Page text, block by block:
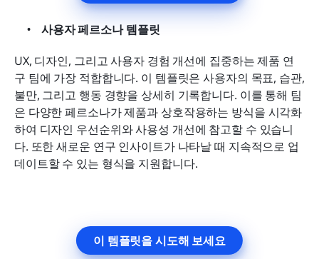
사용자 페르소나 템플릿
UX, 디자인, 그리고 사용자 경험 개선에 집중하는 제품 연
구 팀에 가장 적합합니다. 이 템플릿은 사용자의 목표, 습관,
불만, 그리고 행동 경향을 상세히 기록합니다. 이를 통해 팀
은 다양한 페르소나가 제품과 상호작용하는 방식을 시각화
하여 디자인 우선순위와 사용성 개선에 참고할 수 있습니
다. 또한 새로운 연구 인사이트가 나타날 때 지속적으로 업
데이트할 수 있는 형식을 지원합니다.
이 템플릿을 시도해 보세요